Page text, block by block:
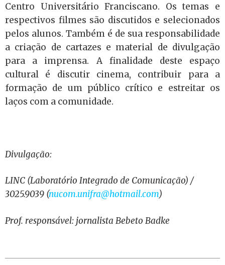
Centro Universitário Franciscano. Os temas e
respectivos filmes são discutidos e selecionados
pelos alunos. Também é de sua responsabilidade
a criação de cartazes e material de divulgação
para a imprensa. A finalidade deste espaço
cultural é discutir cinema, contribuir para a
formação de um público crítico e estreitar os
laços com a comunidade.
Divulgação:
LINC (Laboratório Integrado de Comunicação) /
3025.9039 (nucom.unifra@hotmail.com)
Prof. responsável: jornalista Bebeto Badke